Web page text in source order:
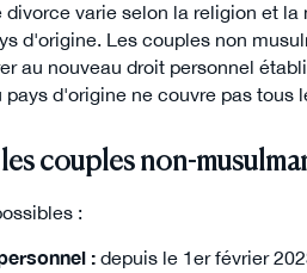
divorce varie selon la religion et
d'origine. Les couples non
au nouveau droit personnel
pays d'origine ne couvre pas tous
couples non-
:
: depuis le 1er février